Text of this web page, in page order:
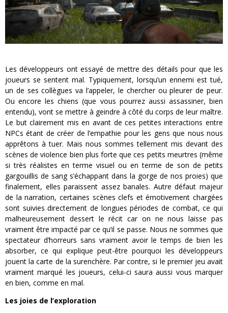
Les développeurs ont essayé de mettre des détails pour que les
joueurs se sentent mal. Typiquement, lorsqu’un ennemi est tué,
un de ses collègues va l’appeler, le chercher ou pleurer de peur.
Ou encore les chiens (que vous pourrez aussi assassiner, bien
entendu), vont se mettre à geindre à côté du corps de leur maître.
Le but clairement mis en avant de ces petites interactions entre
NPCs étant de créer de l’empathie pour les gens que nous nous
apprêtons à tuer. Mais nous sommes tellement mis devant des
scènes de violence bien plus forte que ces petits meurtres (même
si très réalistes en terme visuel ou en terme de son de petits
gargouillis de sang s’échappant dans la gorge de nos proies) que
finalement, elles paraissent assez banales. Autre défaut majeur
de la narration, certaines scènes clefs et émotivement chargées
sont suivies directement de longues périodes de combat, ce qui
malheureusement dessert le récit car on ne nous laisse pas
vraiment être impacté par ce qu’il se passe. Nous ne sommes que
spectateur d’horreurs sans vraiment avoir le temps de bien les
absorber, ce qui explique peut-être pourquoi les développeurs
jouent la carte de la surenchère. Par contre, si le premier jeu avait
vraiment marqué les joueurs, celui-ci saura aussi vous marquer
en bien, comme en mal.
Les joies de l’exploration